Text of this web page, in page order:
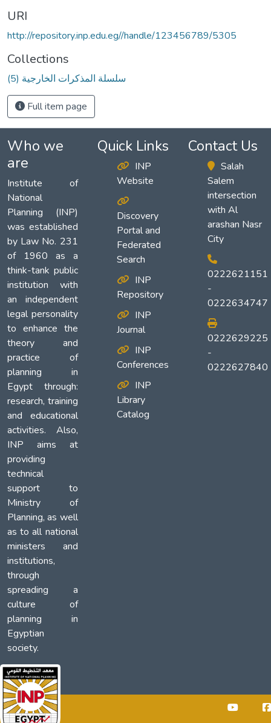
URI
http://repository.inp.edu.eg//handle/123456789/5305
Collections
(5) سلسلة المذكرات الخارجية
Full item page
Who we
are
Institute of
National
Planning (INP)
was established
by Law No. 231
of 1960 as a
think-tank public
institution with
an independent
legal personality
to enhance the
theory and
practice of
planning in
Egypt through:
research, training
and educational
activities. Also,
INP aims at
providing
technical
support to
Ministry of
Planning, as well
as to all national
ministers and
institutions,
through
spreading a
culture of
planning in
Egyptian
society.
Quick Links
INP
Website
Discovery
Portal and
Federated
Search
INP
Repository
INP
Journal
INP
Conferences
INP
Library
Catalog
Contact Us
Salah
Salem
intersection
with Al
arashan Nasr
City
0222621151
-
0222634747
0222629225
-
0222627840